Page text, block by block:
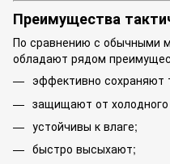
Преимущества
По сравнению с обычными
обладают рядом
эффективно сохраняют
защищают от холодного
устойчивы к влаге;
быстро высыхают;